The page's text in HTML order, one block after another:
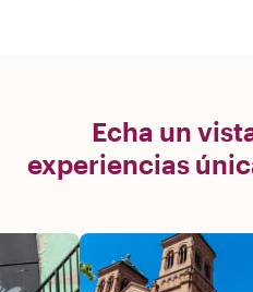
Echa un
experiencias